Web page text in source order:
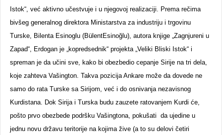
Istok“, već aktivno učestvuje i u njegovoj realizaciji. Prema rečima
bivšeg generalnog direktora Ministarstva za industriju i trgovinu
Turske, Bilenta Esinoglu (BülentEsinoğlu), autora knjige „Zagnjureni u
Zapad“, Erdogan je „kopredsednik“ projekta „Veliki Bliski Istok“ i
spreman je da učini sve, kako bi obezbedio cepanje Sirije na tri dela,
koje zahteva Vašington. Takva pozicija Ankare može da dovede ne
samo do rata Turske sa Sirijom, već i do osnivanja nezavisnog
Kurdistana. Dok Sirija i Turska budu zauzete ratovanjem Kurdi će,
pošto prvo obezbede podršku Vašingtona, pokušati da ujedine u
jednu novu državu teritorije na kojima žive (a to su delovi četiri